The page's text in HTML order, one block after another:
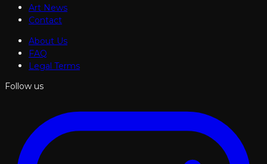
Art News
Contact
About Us
FAQ
Legal Terms
Follow us